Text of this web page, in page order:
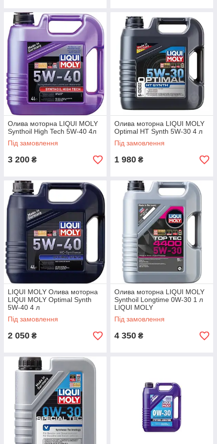
Олива моторна LIQUI MOLY
Synthoil High Tech 5W-40 4л
Під замовлення
3 200 ₴
Олива моторна LIQUI MOLY
Optimal HT Synth 5W-30 4 л
Під замовлення
1 980 ₴
LIQUI MOLY Олива моторна
LIQUI MOLY Optimal Synth
5W-40 4 л
Під замовлення
2 050 ₴
Олива моторна LIQUI MOLY
Synthoil Longtime 0W-30 1 л
LIQUI MOLY
Під замовлення
4 350 ₴